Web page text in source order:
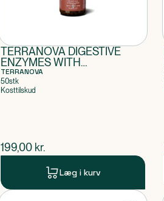
TERRANOVA DIGESTIVE
ENZYMES WITH
PROBIOTICS
TERRANOVA
50stk
Kosttilskud
$nuværende pris
199,00 kr.
Læg i kurv